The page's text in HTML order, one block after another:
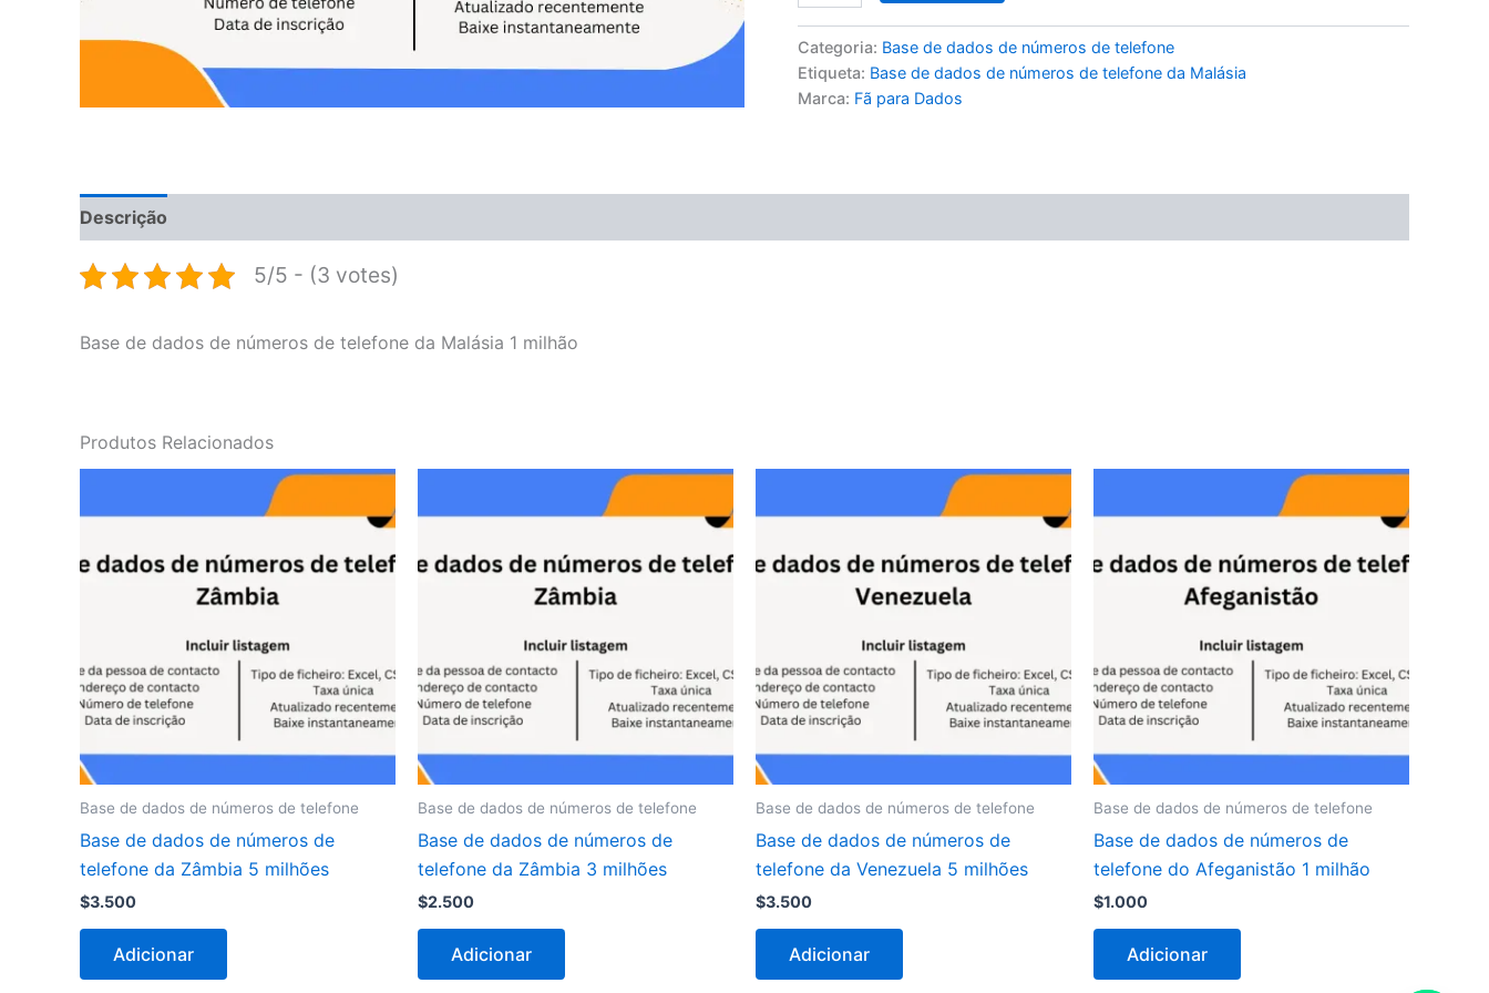
Categoria: Base de dados de números de telefone
Etiqueta: Base de dados de números de telefone da Malásia
Marca: Fã para Dados
Descrição
5/5 - (3 votes)
Base de dados de números de telefone da Malásia 1 milhão
Produtos Relacionados
Base de dados de números de telefone
Base de dados de números de
telefone da Zâmbia 5 milhões
$3.500
Adicionar
Base de dados de números de telefone
Base de dados de números de
telefone da Zâmbia 3 milhões
$2.500
Adicionar
Base de dados de números de telefone
Base de dados de números de
telefone da Venezuela 5 milhões
$3.500
Adicionar
Base de dados de números de telefone
Base de dados de números de
telefone do Afeganistão 1 milhão
$1.000
Adicionar